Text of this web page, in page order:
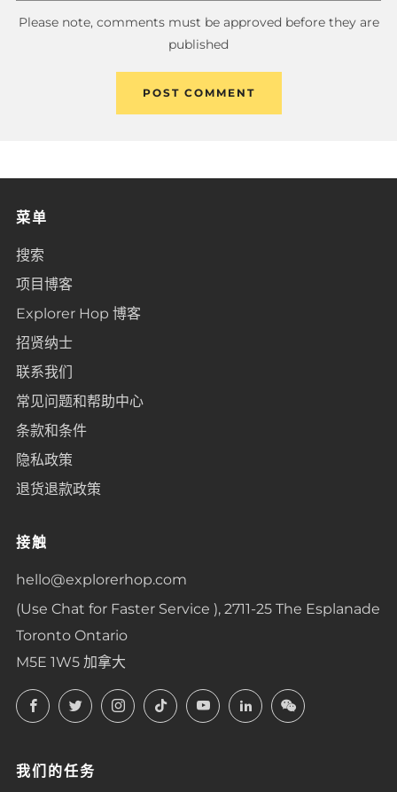
Please note, comments must be approved before they are
published
菜单
搜索
项目博客
Explorer Hop 博客
招贤纳士
联系我们
常见问题和帮助中心
条款和条件
隐私政策
退货退款政策
接触
hello@explorerhop.com
(Use Chat for Faster Service ), 2711-25 The Esplanade
Toronto Ontario
M5E 1W5 加拿大
FacebookTwitterInstagram
TikTokYouTubeLinkedInLinkedIn
我们的任务